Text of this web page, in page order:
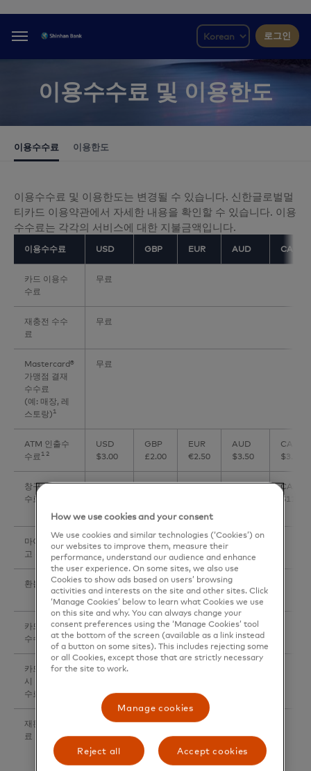
Menu 로그인
이용수수료 및 이용한도
이용수수료 이용한도
이용수수료 및 이용한도는 변경될 수 있습니다. 신한글로벌멀
티카드 이용약관에서 자세한 내용을 확인할 수 있습니다. 이용
수수료는 각각의 서비스에 대한 지불금액입니다.
이용수수료 USD GBP EUR AUD CAD
카드 이용수
수료
무료
재충전 수수
료
무료
Mastercard®
가맹점 결재
수수료
(예: 매장, 레
스토랑)1
무료
ATM 인출수
수료 1 2
USD
$3.00
GBP
£2.00
EUR
€2.50
AUD
$3.50
CAD
$3.50
창구 인출수
수료
USD
GBP
EUR
AUD
CAD
$11.50
마이너스 잔
고 수수료
무료
환불 수수료 환불외화금액 X 0.5% X 징수 당시의 매매기준율
카드재발급
수수료
무료
카드 미사용
시 월 부과 수
수료
무료
재환전 수수
료
사용금액 X 5% X MasterCard 이종통화 전환율*
*거래 매입일 MasterCard 적용환율
How we use cookies and your consent
We use cookies and similar technologies (‘Cookies’) on
our websites to improve them, measure their
performance, understand our audience and enhance
the user experience. On some sites, we also use
Cookies to show ads based on users’ browsing
activities and interests on the site and other sites. Click
‘Manage Cookies’ below to learn what Cookies we use
on this site and why. You can always change your
consent preferences using the ‘Manage Cookies’ tool
at the bottom of the screen (available as a link instead
of a button on some sites). This includes rejecting some
or all Cookies, except those that are strictly necessary
for the site to work.
Manage cookies
Reject all Accept cookies